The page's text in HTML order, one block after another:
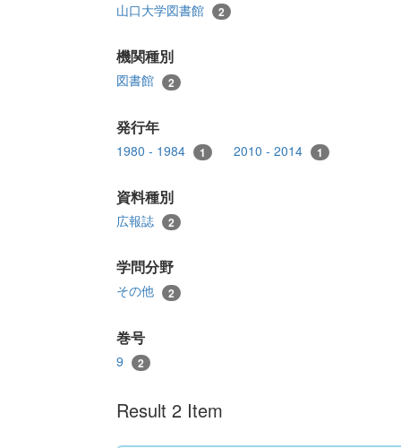
山口大学図書館 2
機関種別
図書館 2
発行年
1980 - 1984 1 2010 - 2014 1
資料種別
広報誌 2
学問分野
その他 2
巻号
9 2
Result 2 Item